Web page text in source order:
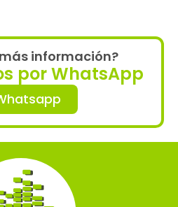
información?
por WhatsApp